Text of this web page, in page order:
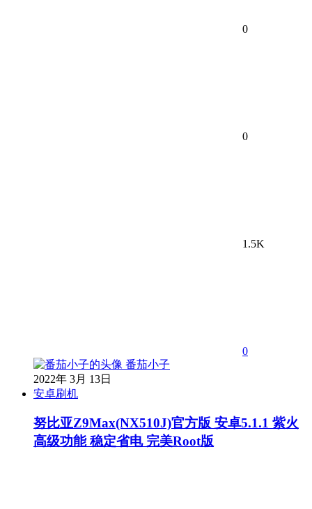
0
0
1.5K
0
番茄小子
2022年 3月 13日
安卓刷机
努比亚Z9Max(NX510J)官方版 安卓5.1.1 紫火
高级功能 稳定省电 完美Root版